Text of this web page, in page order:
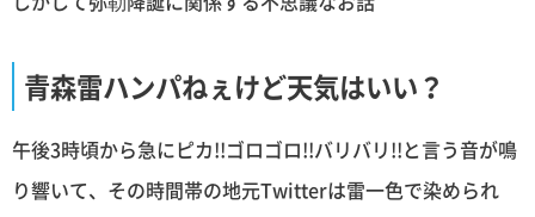
青森雷ハンパねぇけど天気はいい？
午後3時頃から急にピカ!!ゴロゴロ!!バリバリ!!と言う音が鳴
り響いて、その時間帯の地元Twitterは雷一色で染められ